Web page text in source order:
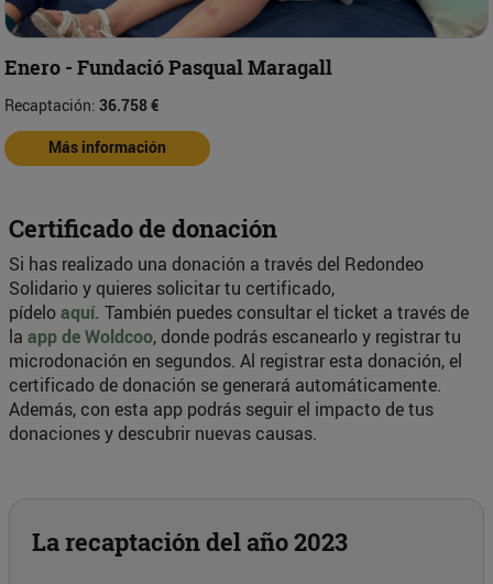
Enero - Fundació Pasqual Maragall
Recaptación: 36.758 €
Más información
Certificado de donación
Si has realizado una donación a través del Redondeo
Solidario y quieres solicitar tu certificado,
pídeloaquí. También puedes consultar el ticket a través de
la app de Woldcoo, donde podrás escanearlo y registrar tu
microdonación en segundos. Al registrar esta donación, el
certificado de donación se generará automáticamente.
Además, con esta app podrás seguir el impacto de tus
donaciones y descubrir nuevas causas.
La recaptación del año 2023